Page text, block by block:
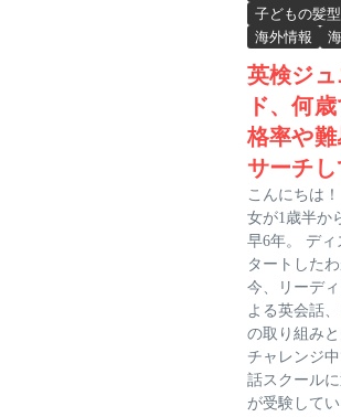
子どもの髪型
海外情報
英検ジ
ド、何
格率や難
サーチし
こんにちは
女が1歳半か
早6年。 ディ
タートした
今、リーデ
よる英会話
の取り組み
チャレンジ
話スクール
が受験して